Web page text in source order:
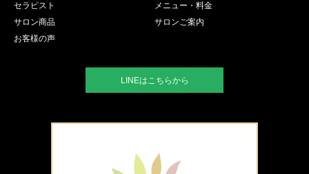
セラピスト
メニュー・料金
サロン商品
サロンご案内
お客様の声
LINEはこちらから